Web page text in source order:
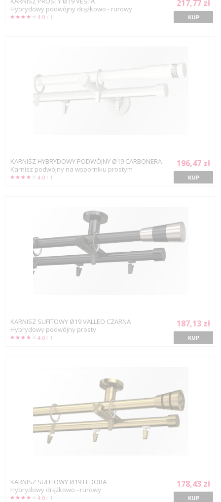
Hybrydowy podwójny drążkowo - rurowy
4.0 / 1
217,77 zł
KUP
KARNISZ HYBRYDOWY PODWÓJNY Ø19 CARBONERA
Karnisz podwójny na wsporniku prostym
4.0 / 1
196,47 zł
KUP
KARNISZ SUFITOWY Ø19 VALLEO CZARNA
Hybrydowy podwójny prosty
4.0 / 1
187,13 zł
KUP
KARNISZ SUFITOWY Ø19 FEDORA
Hybrydowy drążkowo - rurowy
4.0 / 1
178,43 zł
KUP